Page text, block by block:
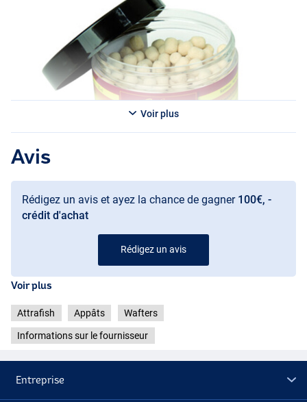
Voir plus
Avis
Rédigez un avis et ayez la chance de gagner 100€, -
crédit d'achat
Rédigez un avis
Voir plus
Attrafish Appâts Wafters
Informations sur le fournisseur
Entreprise